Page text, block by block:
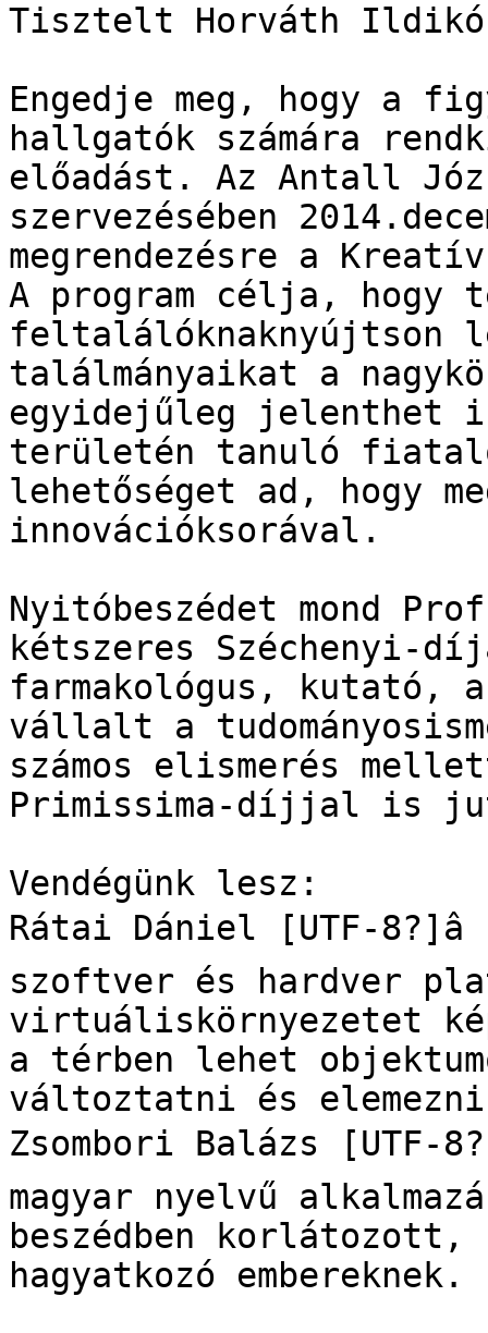
Tisztelt Horváth
Engedje meg, hogy a
hallgatók számára
előadást. Az Antall
szervezésében
megrendezésre a
A program célja, hogy
feltalálóknaknyújtson
találmányaikat a
egyidejűleg jelenthet
területén tanuló
lehetőséget ad, hogy
innovációksorával.
Nyitóbeszédet mond
kétszeres Széchenyi-
farmakológus, kutató,
vállalt a
számos elismerés
Primissima-díjjal is
Vendégünk lesz:
Rátai Dániel [UTF-
szoftver és hardver
virtuáliskörnyezetet
a térben lehet
változtatni és
Zsombori Balázs [UTF-
magyar nyelvű
beszédben korlátozott,
hagyatkozó embereknek.